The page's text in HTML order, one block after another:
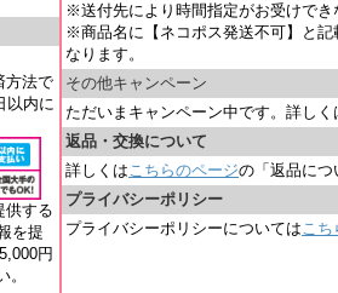
方法で
以内に
供する
を提
円
※送付先により時間指定がお受けで
※商品名に【ネコポス発送不可】と
なります。
その他キャンペーン
ただいまキャンペーン中です。詳しく
返品・交換について
詳しくはこちらのページの「返品につ
プライバシーポリシー
プライバシーポリシーについてはこち